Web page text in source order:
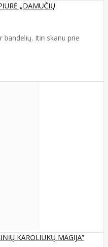
„DAMUČIŲ
bandelių. Itin skanu prie
KAROLIUKŲ MAGIJA”